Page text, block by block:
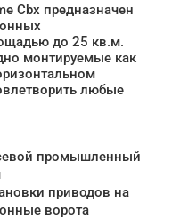
Cbx предназначен
до 25 кв.м.
монтируемые как
любые
промышленный
приводов на
ворота